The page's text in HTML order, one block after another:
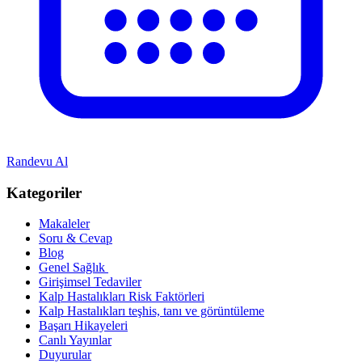
Randevu Al
Kategoriler
Makaleler
Soru & Cevap
Blog
Genel Sağlık
Girişimsel Tedaviler
Kalp Hastalıkları Risk Faktörleri
Kalp Hastalıkları teşhis, tanı ve görüntüleme
Başarı Hikayeleri
Canlı Yayınlar
Duyurular